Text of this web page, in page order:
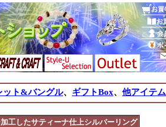
ット&バングル、 ギフトBox、 他アイテム
工したサティーナ仕上シルバーリング